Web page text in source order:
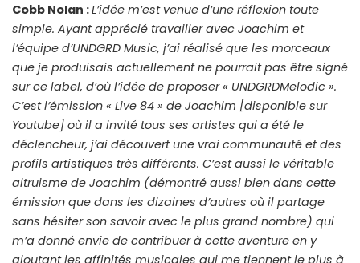
Cobb Nolan :L’idée m’est venue d’une réflexion toute
simple. Ayant apprécié travailler avec Joachim et
l’équipe d’UNDGRD Music, j’ai réalisé que les morceaux
que je produisais actuellement ne pourrait pas être signé
sur ce label, d’où l’idée de proposer « UNDGRDMelodic ».
C’est l’émission « Live 84 » de Joachim [disponible sur
Youtube] où il a invité tous ses artistes qui a été le
déclencheur, j’ai découvert une vrai communauté et des
profils artistiques très différents. C’est aussi le véritable
altruisme de Joachim (démontré aussi bien dans cette
émission que dans les dizaines d’autres où il partage
sans hésiter son savoir avec le plus grand nombre) qui
m’a donné envie de contribuer à cette aventure en y
ajoutant les affinités musicales qui me tiennent le plus à